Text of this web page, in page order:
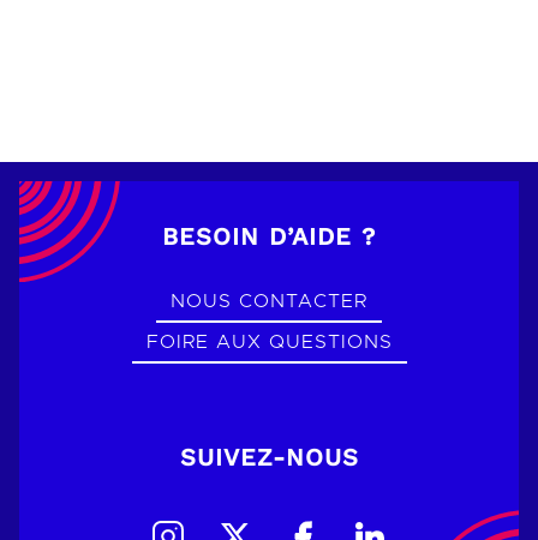
BESOIN D’AIDE ?
NOUS CONTACTER
FOIRE AUX QUESTIONS
SUIVEZ-NOUS